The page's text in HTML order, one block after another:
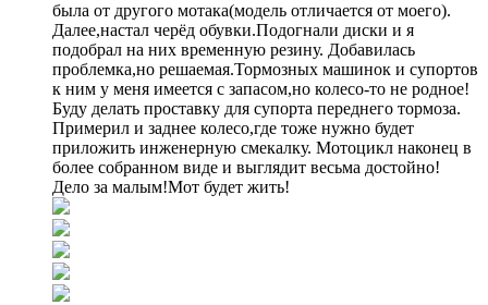
была от другого мотака(модель отличается от моего).
Далее,настал черёд обувки.Подогнали диски и я
подобрал на них временную резину. Добавилась
проблемка,но решаемая.Тормозных машинок и супортов
к ним у меня имеется с запасом,но колесо-то не родное!
Буду делать проставку для супорта переднего тормоза.
Примерил и заднее колесо,где тоже нужно будет
приложить инженерную смекалку. Мотоцикл наконец в
более собранном виде и выглядит весьма достойно!
Дело за малым!Мот будет жить!